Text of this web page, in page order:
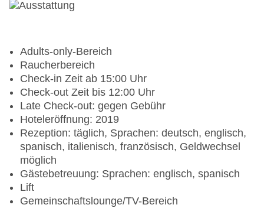
Adults-only-Bereich
Raucherbereich
Check-in Zeit ab 15:00 Uhr
Check-out Zeit bis 12:00 Uhr
Late Check-out: gegen Gebühr
Hoteleröffnung: 2019
Rezeption: täglich, Sprachen: deutsch, englisch,
spanisch, italienisch, französisch, Geldwechsel
möglich
Gästebetreuung: Sprachen: englisch, spanisch
Lift
Gemeinschaftslounge/TV-Bereich